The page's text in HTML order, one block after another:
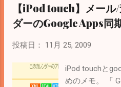
プ 友達 これを
にある程度「
る。 インポー
を作成して、「
管理が楽。 あ
調査。 どうやら「Bluetooth
TOSHIBA」というドライバ群
Bluetooth Stack というらしい
みると・・・あった。
ロードしたバージョンは
と書いてある・・・、30日経
【iPod touch】メー
ダーのGoogle Apps同
投稿日： 11月 25, 2009
iPod touchと
めのメモ。 「